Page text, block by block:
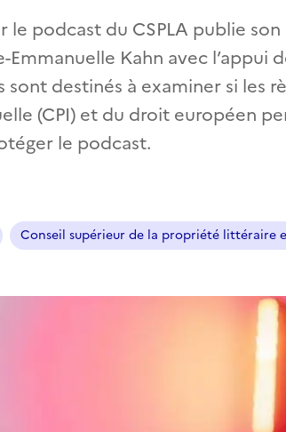
le podcast du CSPLA publie
Kahn avec l’appui
destinés à examiner si les
(CPI) et du droit européen
le podcast.
Conseil supérieur de la propriété littéraire